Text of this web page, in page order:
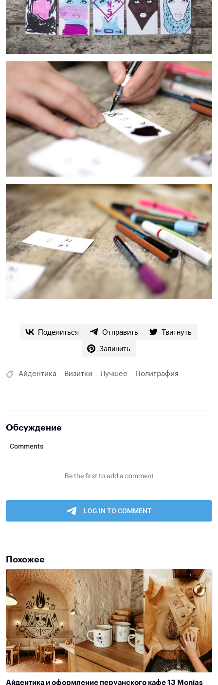
Поделиться Отправить
Твитнуть
Запинить
Айдентика Визитки Лучшее Полиграфия
Обсуждение
Похожее
Айдентика и оформление перуанского кафе 13 Monjas